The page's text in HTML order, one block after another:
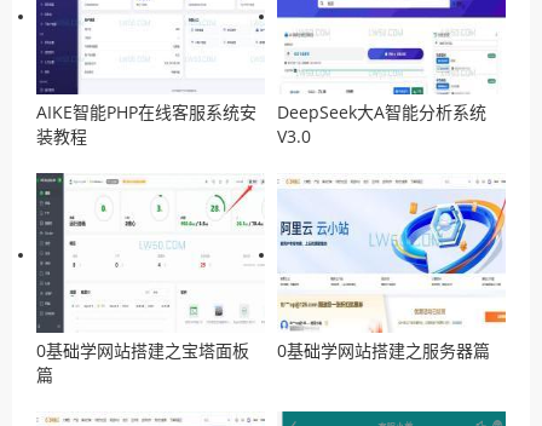
AIKE智能PHP在线客服系统安
装教程
DeepSeek大A智能分析系统
V3.0
0基础学网站搭建之宝塔面板
篇
0基础学网站搭建之服务器篇